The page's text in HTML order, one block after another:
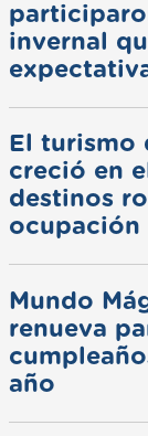
invernal
El turismo
creció en
destinos
ocupación
Mundo
renueva
año